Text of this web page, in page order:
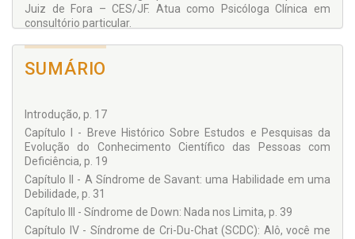
Juiz de Fora – CES/JF. Atua como Psicóloga Clínica em
consultório particular.
CAROLINA GONÇALVES RODRIGUES DA SILVA
Pós-Graduanda em Psicologia Clínica pela Faculdade
Unyleya.Graduada e Licenciada em Psicologia pelo Centro de
FLÁVIA ALVINE CARVALHO
Pós-Graduanda em Terapia Cognitivo-Comportamental pelo
Centro Universitário Redentor – UNIREDENTOR, em parceria
com o Núcleo de Estudo Interdisciplinar em Saúde Mental –
NEISME/JF. Está cursando Bacharelado Interdisciplinar em
Ciências Humanas pela Universidade Federal de Juiz de Fora
– UFJF. Graduada em Psicologia pelo Centro de Ensino
Superior de Juiz de Fora – CES/JF.
SUMÁRIO
Introdução, p. 17
Capítulo I - Breve Histórico Sobre Estudos e Pesquisas da
Evolução do Conhecimento Científico das Pessoas com
Deficiência, p. 19
Capítulo II - A Síndrome de Savant: uma Habilidade em uma
Debilidade, p. 31
Capítulo III - Síndrome de Down: Nada nos Limita, p. 39
Capítulo IV - Síndrome de Cri-Du-Chat (SCDC): Alô, você me